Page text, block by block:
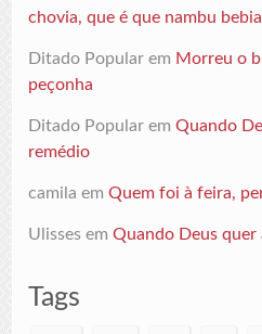
chovia, que é que nambu
Ditado Popular em Morreu o
peçonha
Ditado Popular emQuando
remédio
camila emQuem foi à feira,
Ulisses emQuando Deus quer
Tags